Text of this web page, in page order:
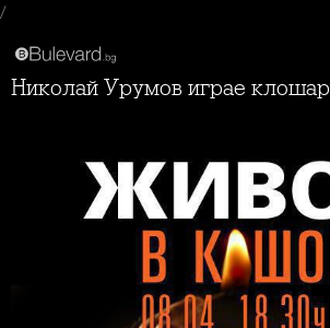
/
Николай Урумов играе клошар